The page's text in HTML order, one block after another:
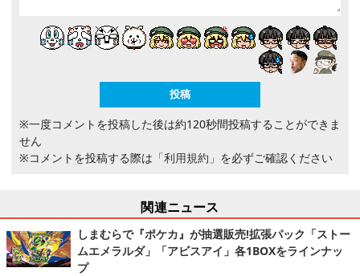
※一度コメントを投稿した後は約120秒間投稿することができま
せん
※コメントを投稿する際は 「利用規約」 を必ずご確認ください
関連ニュース
しまむらで『ポケカ』が抽選販売!拡張パック「ストー
ムエメラルダ」「アビスアイ」各1BOXをラインナッ
プ